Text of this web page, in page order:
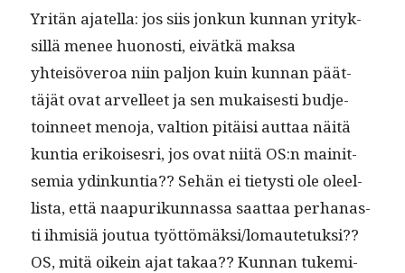
Yritän ajatel­la: jos siis jonkun kun­nan yri­tyk­
sil­lä menee huonos­ti, eivätkä mak­sa
yhteisöveroa niin paljon kuin kun­nan päät­
täjät ovat arvelleet ja sen mukaises­ti bud­je­
toin­neet meno­ja, val­tion pitäisi aut­taa näitä
kun­tia erikois­es­ri, jos ovat niitä OS:n mainit­
semia ydinkun­tia?? Sehän ei tietysti ole oleel­
lista, että naa­purikun­nas­sa saat­taa per­hanas­
ti ihmisiä joutua työttömäksi/lomautetuksi??
OS, mitä oikein ajat takaa?? Kun­nan tukem­i­